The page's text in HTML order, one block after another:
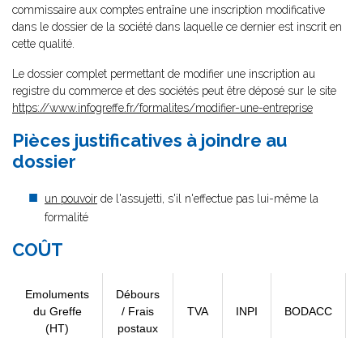
commissaire aux comptes entraîne une inscription modificative
dans le dossier de la société dans laquelle ce dernier est inscrit en
cette qualité.
Le dossier complet permettant de modifier une inscription au
registre du commerce et des sociétés peut être déposé sur le site
https://www.infogreffe.fr/formalites/modifier-une-entreprise
Pièces justificatives à joindre au
dossier
un pouvoir de l'assujetti, s'il n'effectue pas lui-même la
formalité
COÛT
Emoluments
du Greffe
(HT)
Débours
/ Frais
postaux
TVA INPI BODACC